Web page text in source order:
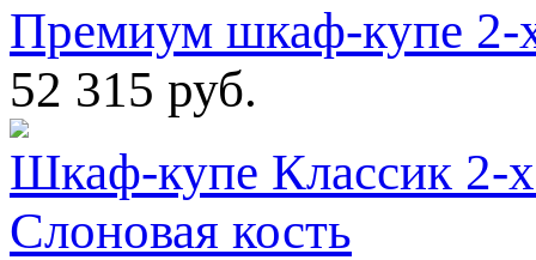
Премиум шкаф-купе
52 315 руб.
Шкаф-купе Классик 2-
Слоновая кость